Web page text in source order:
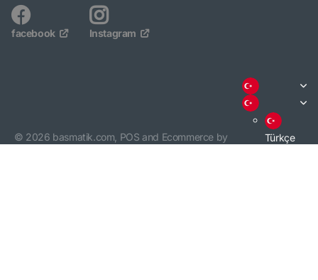
facebook Instagram
© 2026 basmatik.com, POS and Ecommerce by
Türkçe